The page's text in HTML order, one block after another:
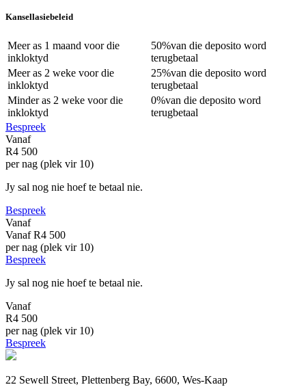
Kansellasiebeleid
Meer as 1 maand voor die
inkloktyd
50%van die deposito word
terugbetaal
Meer as 2 weke voor die
inkloktyd
25%van die deposito word
terugbetaal
Minder as 2 weke voor die
inkloktyd
0%van die deposito word
terugbetaal
Bespreek
Vanaf
R4 500
per nag (plek vir 10)
Jy sal nog nie hoef te betaal nie.
Bespreek
Vanaf
Vanaf R4 500
per nag (plek vir 10)
Bespreek
Jy sal nog nie hoef te betaal nie.
Vanaf
R4 500
per nag (plek vir 10)
Bespreek
22 Sewell Street, Plettenberg Bay, 6600, Wes-Kaap